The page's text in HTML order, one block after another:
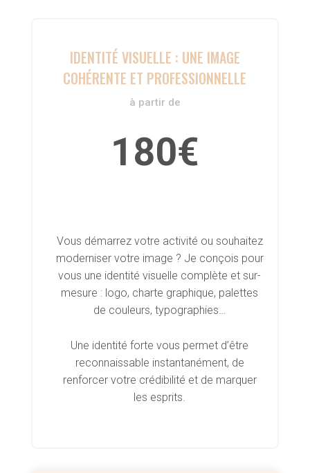
IDENTITÉ VISUELLE : UNE IMAGE
COHÉRENTE ET PROFESSIONNELLE
à partir de
180€
Vous démarrez votre activité ou souhaitez
moderniser votre image ? Je conçois pour
vous une identité visuelle complète et sur-
mesure : logo, charte graphique, palettes
de couleurs, typographies…
Une identité forte vous permet d’être
reconnaissable instantanément, de
renforcer votre crédibilité et de marquer
les esprits.